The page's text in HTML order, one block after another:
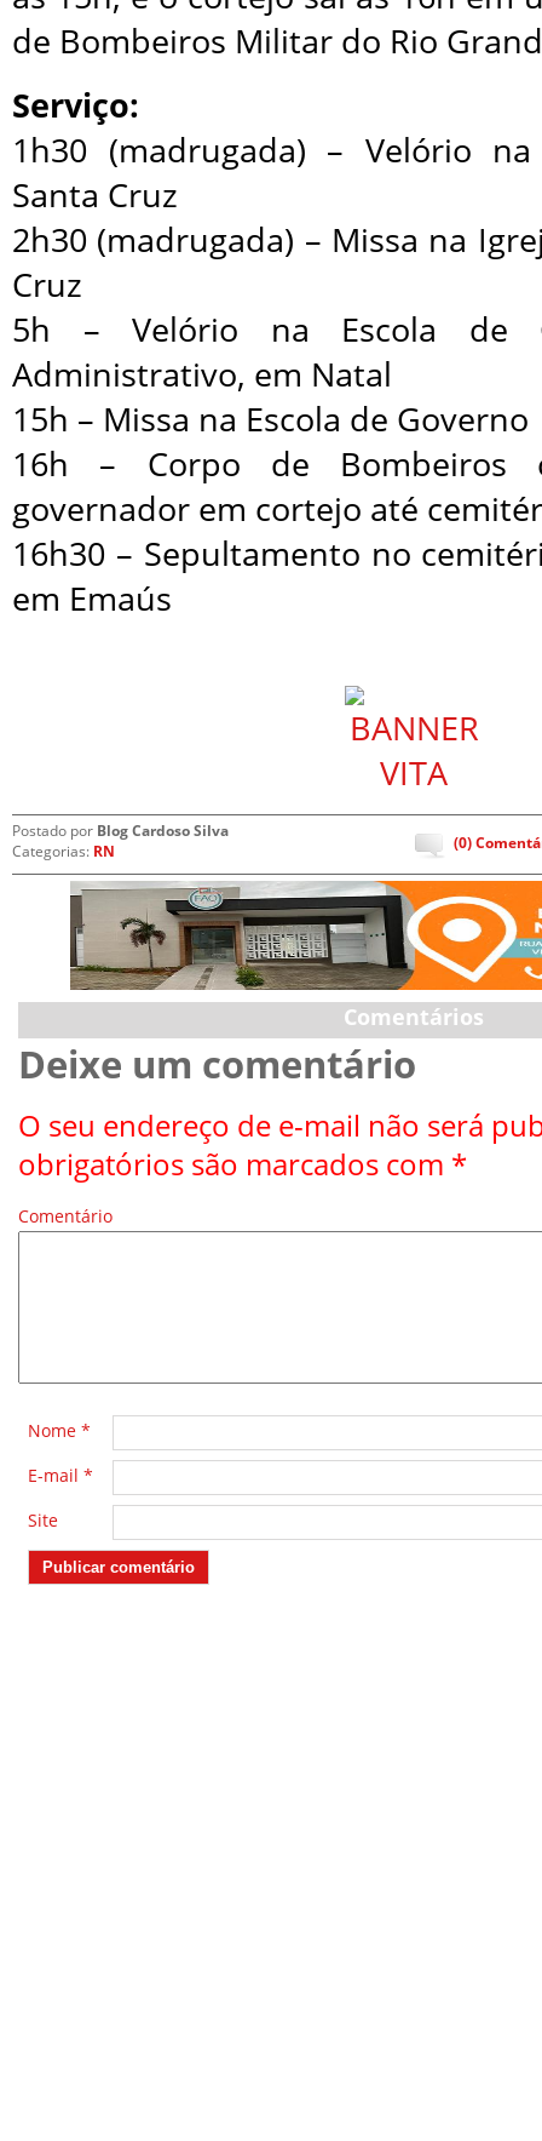
de Bombeiros Militar do Rio
Serviço:
1h30 (madrugada) – Velório
Santa Cruz
2h30 (madrugada) – Missa na
Cruz
5h – Velório na Escola de
Administrativo, em Natal
15h – Missa na Escola de Governo
16h – Corpo de Bombeiros
governador em cortejo até
16h30 – Sepultamento no
em Emaús
Postado por Blog Cardoso Silva
Categorias: RN (0)
Comentários
Deixe um comentário
O seu endereço de e-mail não será
obrigatórios são marcados com *
Comentário
Nome *
E-mail *
Site